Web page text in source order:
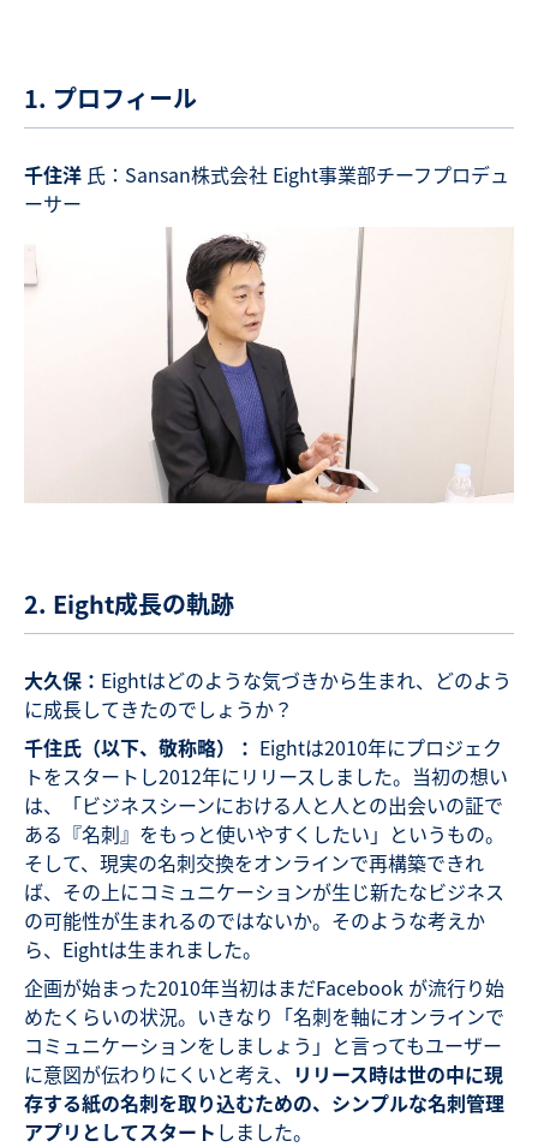
1. プロフィール
千住洋 氏：Sansan株式会社 Eight事業部チーフプロデュ
ーサー
2. Eight成長の軌跡
大久保： Eightはどのような気づきから生まれ、どのよう
に成長してきたのでしょうか？
千住氏（以下、敬称略）： Eightは2010年にプロジェク
トをスタートし2012年にリリースしました。当初の想い
は、「ビジネスシーンにおける人と人との出会いの証で
ある『名刺』をもっと使いやすくしたい」というもの。
そして、現実の名刺交換をオンラインで再構築できれ
ば、その上にコミュニケーションが生じ新たなビジネス
の可能性が生まれるのではないか。そのような考えか
ら、Eightは生まれました。
企画が始まった2010年当初はまだFacebook が流行り始
めたくらいの状況。いきなり「名刺を軸にオンラインで
コミュニケーションをしましょう」と言ってもユーザー
に意図が伝わりにくいと考え、
リリース時は世の中に現
存する紙の名刺を取り込むための、シンプルな名刺管理
アプリとしてスタート しました。